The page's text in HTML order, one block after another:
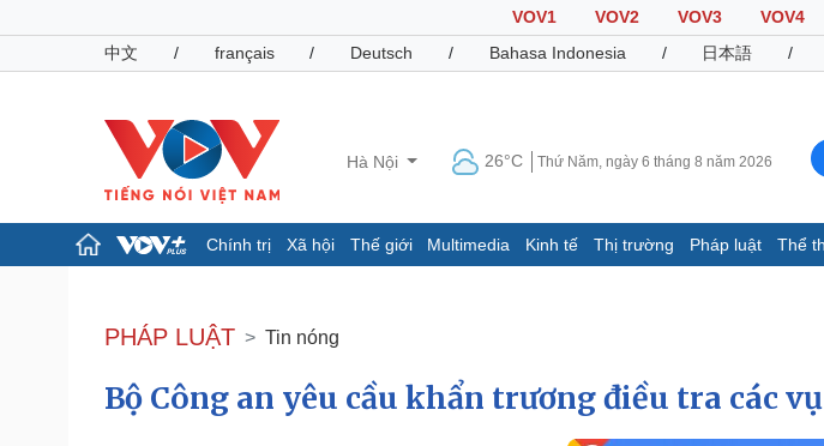
VOV1 VOV2 VOV3 VOV4
中文
/ français / Deutsch / Bahasa Indonesia / 日本語 /
Hà Nội 26°C Thứ Năm, ngày 6 tháng 8 năm 2026
Chính trị Xã hội Thế giới Multimedia Kinh tế Thị trường Pháp luật Thể
Đảng
Tổ chức nhân sự
Nhận diện sự thật
Giáo dục
Dấu ấn VOV
PHÁP LUẬT Tin nóng
Bộ Công an yêu cầu khẩn trương điều tra các